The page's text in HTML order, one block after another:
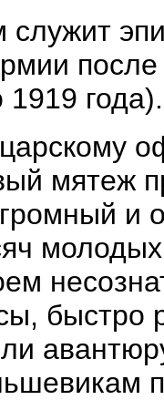
служит
1919 года).
мятеж
и
молодых
быстро